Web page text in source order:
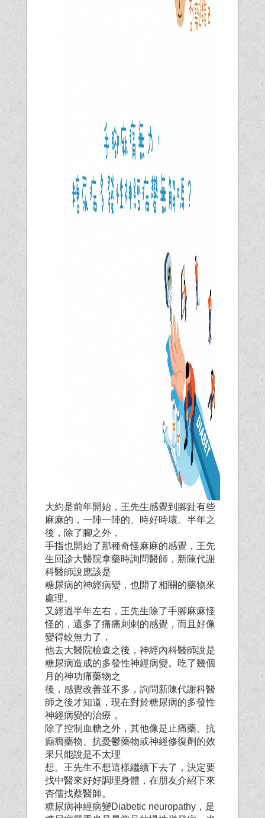
大約是前年開始，王先生感覺到腳趾有些
麻麻的，一陣一陣的、時好時壞。半年之
後，除了腳之外，
手指也開始了那種奇怪麻麻的感覺，王先
生回診大醫院拿藥時詢問醫師，新陳代謝
科醫師說應該是
糖尿病的神經病變，也開了相關的藥物來
處理。
又經過半年左右，王先生除了手腳麻麻怪
怪的，還多了痛痛刺刺的感覺，而且好像
變得較無力了，
他去大醫院檢查之後，神經內科醫師說是
糖尿病造成的多發性神經病變。吃了幾個
月的神功痛藥物之
後，感覺改善並不多，詢問新陳代謝科醫
師之後才知道，現在對於糖尿病的多發性
神經病變的治療，
除了控制血糖之外，其他像是止痛藥、抗
癲癇藥物、抗憂鬱藥物或神經修復劑的效
果只能說是不太理
想。王先生不想這樣繼續下去了，決定要
找中醫來好好調理身體，在朋友介紹下來
杏儒找蔡醫師。
糖尿病神經病變Diabetic neuropathy，是